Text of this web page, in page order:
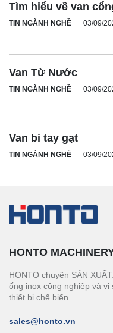
Tìm hiểu về van
TIN NGÀNH NGHỀ 03/09/
Van Từ Nước
TIN NGÀNH NGHỀ 03/09/
Van bi tay gạt
TIN NGÀNH NGHỀ 03/09/
HONTO
HONTO chuyên SẢN
ống inox công nghiệp và vi
thiết bị chế biến.
sales@honto.vn